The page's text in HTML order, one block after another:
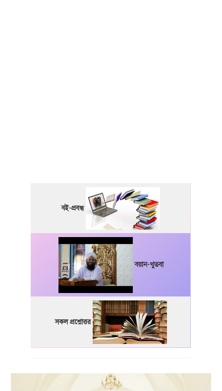
বই-প্রবন্ধ
বয়ান-খুতবা
সকল প্রশ্নোত্তর